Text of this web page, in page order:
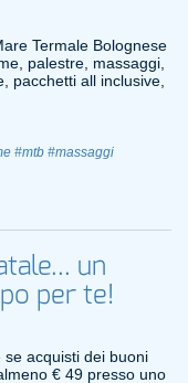
Termale Bolognese
palestre, massaggi,
pacchetti all inclusive,
#mtb #massaggi
un
per te!
acquisti dei buoni
€ 49 presso uno